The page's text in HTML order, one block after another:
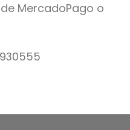
MercadoPago o